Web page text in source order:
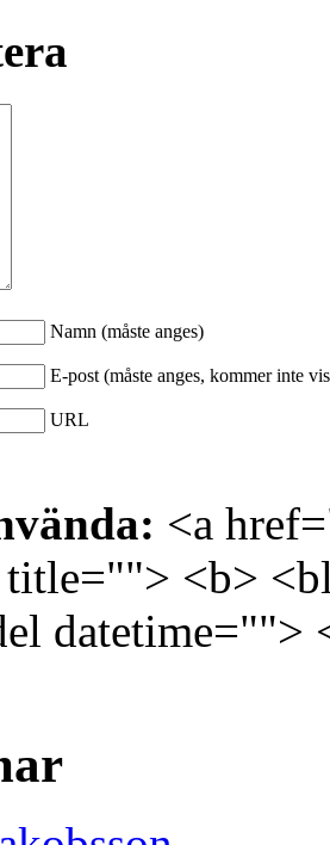
Namn (måste anges)
E-post (måste anges, kommer inte
URL
<a
title=""> <b>